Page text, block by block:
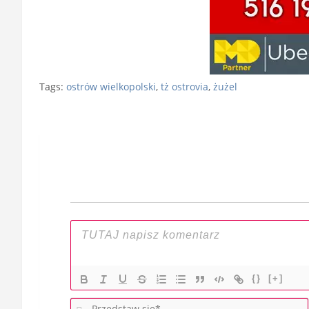
Tags: ostrów wielkopolski, tż ostrovia, żużel
{} [+]